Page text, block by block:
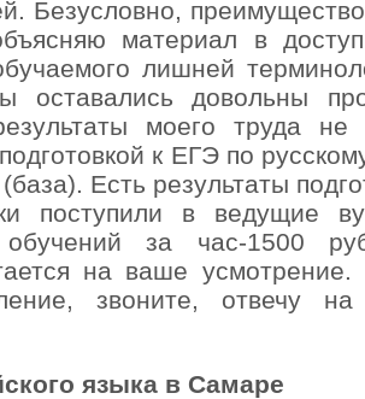
Безусловно,
материал в
лишней
оставались довольны
моего труда
к ЕГЭ по
Есть результаты
поступили в ведущие
за час-1500
на ваше
звоните, отвечу
языка в Самаре